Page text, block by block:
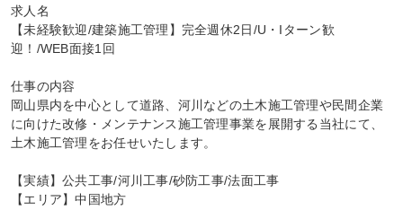
求人名
【未経験歓迎/建築施工管理】完全週休2日/U・Iターン歓
迎！/WEB面接1回
仕事の内容
岡山県内を中心として道路、河川などの土木施工管理や民間企業
に向けた改修・メンテナンス施工管理事業を展開する当社にて、
土木施工管理をお任せいたします。
【実績】公共工事/河川工事/砂防工事/法面工事
【エリア】中国地方